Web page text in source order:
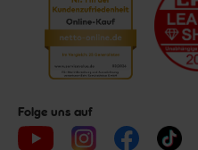
Folge uns auf